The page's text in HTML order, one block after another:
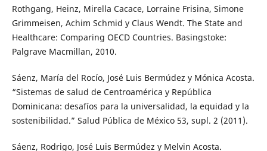
Rothgang, Heinz, Mirella Cacace, Lorraine Frisina, Simone
Grimmeisen, Achim Schmid y Claus Wendt. The State and
Healthcare: Comparing OECD Countries. Basingstoke:
Palgrave Macmillan, 2010.
Sáenz, María del Rocío, José Luis Bermúdez y Mónica Acosta.
“Sistemas de salud de Centroamérica y República
Dominicana: desafíos para la universalidad, la equidad y la
sostenibilidad.” Salud Pública de México 53, supl. 2 (2011).
Sáenz, Rodrigo, José Luis Bermúdez y Melvin Acosta.